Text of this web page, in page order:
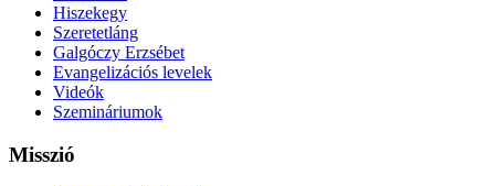
Hiszekegy
Szeretetláng
Galgóczy Erzsébet
Evangelizációs levelek
Videók
Szemináriumok
Misszió